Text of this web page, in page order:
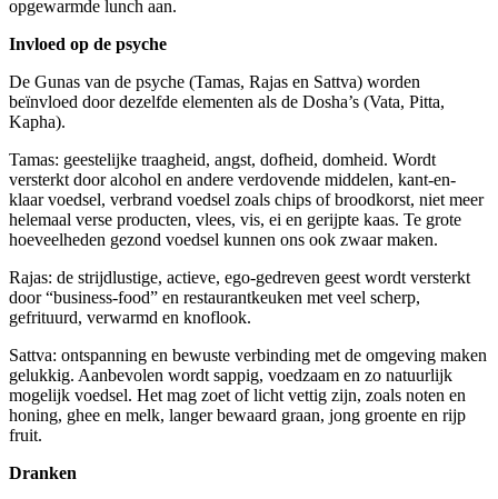
opgewarmde lunch aan.
Invloed op de psyche
De Gunas van de psyche (Tamas, Rajas en Sattva) worden
beïnvloed door dezelfde elementen als de Dosha’s (Vata, Pitta,
Kapha).
Tamas: geestelijke traagheid, angst, dofheid, domheid. Wordt
versterkt door alcohol en andere verdovende middelen, kant-en-
klaar voedsel, verbrand voedsel zoals chips of broodkorst, niet meer
helemaal verse producten, vlees, vis, ei en gerijpte kaas. Te grote
hoeveelheden gezond voedsel kunnen ons ook zwaar maken.
Rajas: de strijdlustige, actieve, ego-gedreven geest wordt versterkt
door “business-food” en restaurantkeuken met veel scherp,
gefrituurd, verwarmd en knoflook.
Sattva: ontspanning en bewuste verbinding met de omgeving maken
gelukkig. Aanbevolen wordt sappig, voedzaam en zo natuurlijk
mogelijk voedsel. Het mag zoet of licht vettig zijn, zoals noten en
honing, ghee en melk, langer bewaard graan, jong groente en rijp
fruit.
Dranken